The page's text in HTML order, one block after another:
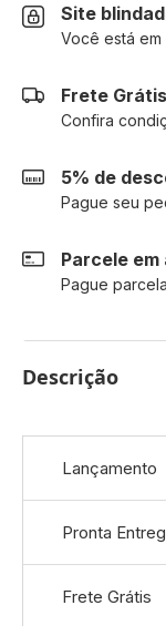
Site
Você está em
Frete Grátis
Confira
5% de
Pague seu
Parcele
Pague
Descrição
informações
Lançamento
Pronta
Frete Grátis